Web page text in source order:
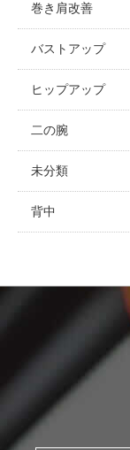
巻き肩改善
バストアップ
ヒップアップ
二の腕
未分類
背中